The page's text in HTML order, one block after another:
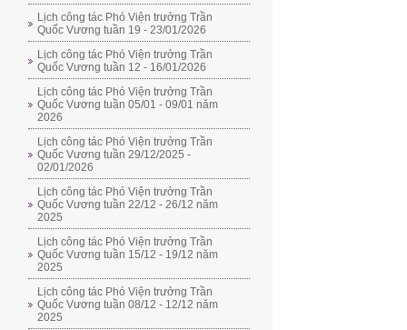
Lịch công tác Phó Viện trưởng Trần
Quốc Vương tuần 19 - 23/01/2026
Lịch công tác Phó Viện trưởng Trần
Quốc Vương tuần 12 - 16/01/2026
Lịch công tác Phó Viện trưởng Trần
Quốc Vương tuần 05/01 - 09/01 năm
2026
Lịch công tác Phó Viện trưởng Trần
Quốc Vương tuần 29/12/2025 -
02/01/2026
Lịch công tác Phó Viện trưởng Trần
Quốc Vương tuần 22/12 - 26/12 năm
2025
Lịch công tác Phó Viện trưởng Trần
Quốc Vương tuần 15/12 - 19/12 năm
2025
Lịch công tác Phó Viện trưởng Trần
Quốc Vương tuần 08/12 - 12/12 năm
2025